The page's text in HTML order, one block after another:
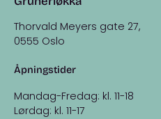
Thorvald Meyers gate 27,
0555 Oslo
Åpningstider
Mandag-Fredag: kl. 11-18
Lørdag: kl. 11-17